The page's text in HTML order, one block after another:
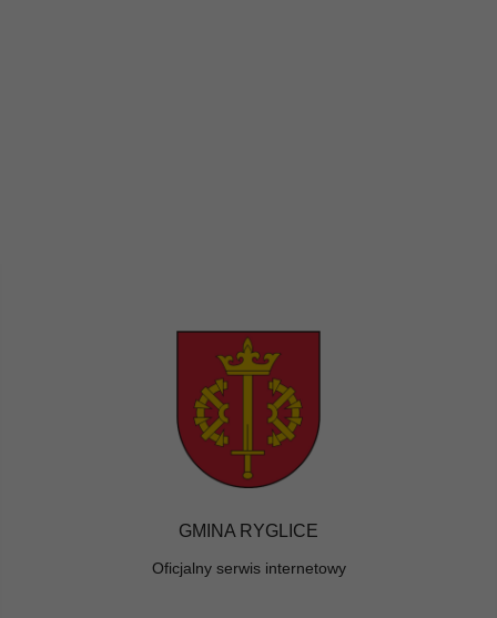
GMINA RYGLICE
Oficjalny serwis internetowy